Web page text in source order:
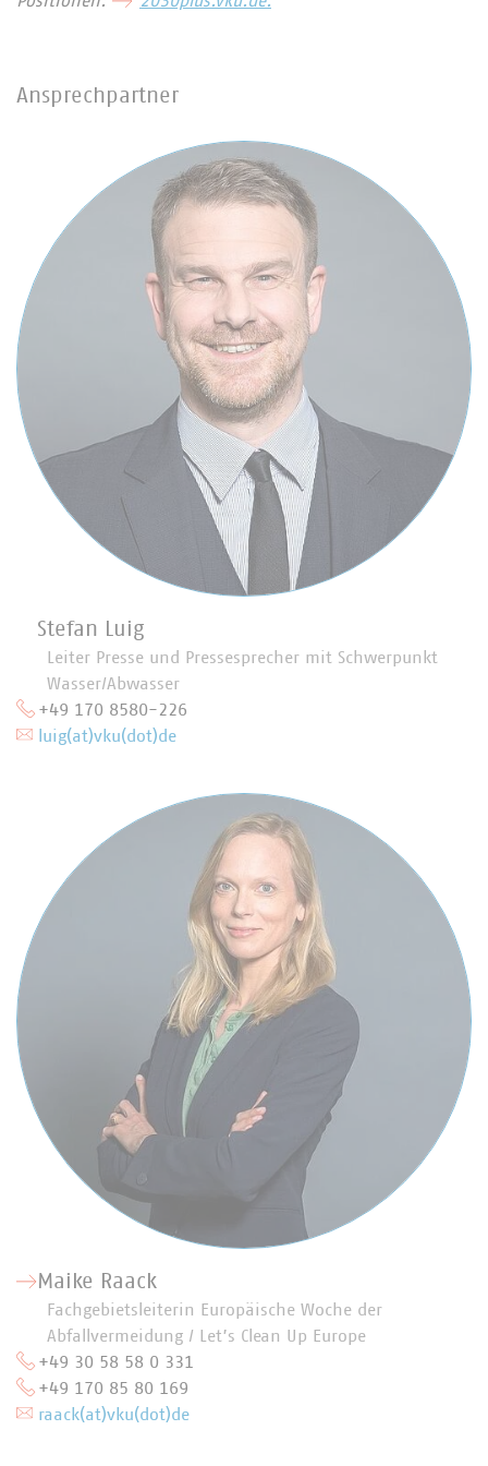
Ansprechpartner
Stefan Luig
Leiter Presse und Pressesprecher mit Schwerpunkt
Wasser/Abwasser
+49 170 8580-226
luig(at)vku(dot)de
Maike Raack
Fachgebietsleiterin Europäische Woche der
Abfallvermeidung / Let’s Clean Up Europe
+49 30 58 58 0 331
+49 170 85 80 169
raack(at)vku(dot)de